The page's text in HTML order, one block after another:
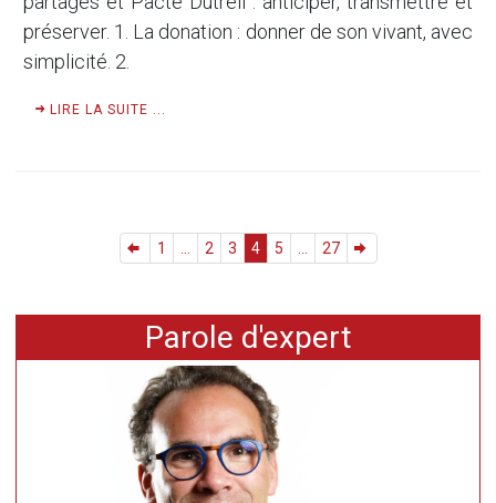
préserver. 1. La donation : donner de son vivant, avec
simplicité. 2.
LIRE LA SUITE ...
1 2 3 4 5 27
Parole d'expert